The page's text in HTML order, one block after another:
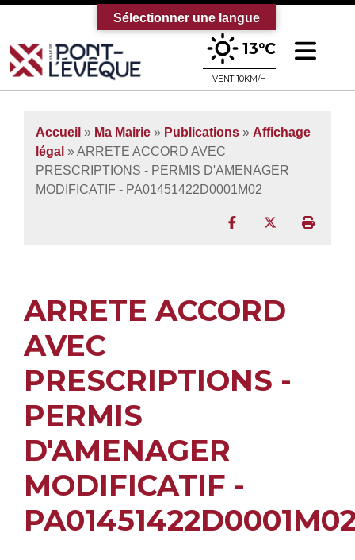
Bienvenue sur le site officiel de la
13°C
VENT 10KM/H
Accueil » Ma Mairie » Publications » Affichage
légal » ARRETE ACCORD AVEC
PRESCRIPTIONS - PERMIS D'AMENAGER
MODIFICATIF - PA01451422D0001M02
Partager surPartager sur
ARRETE ACCORD
AVEC
PRESCRIPTIONS -
PERMIS
D'AMENAGER
MODIFICATIF -
Sélectionner une langue